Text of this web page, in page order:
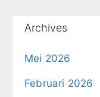
Archives
Mei 2026
Februari 2026